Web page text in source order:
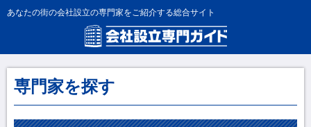
あなたの街の会社設立の専門家をご紹介する総合サイト
専門家を探す